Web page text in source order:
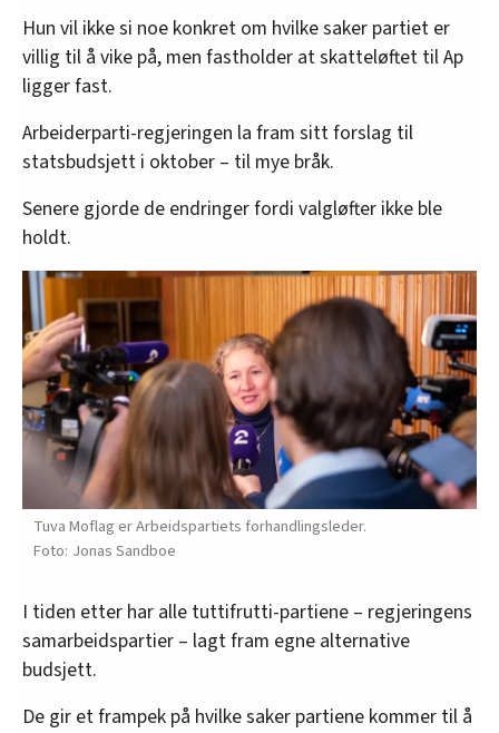
Hun vil ikke si noe konkret om hvilke saker partiet er
villig til å vike på, men fastholder at skatteløftet til Ap
ligger fast.
Arbeiderparti-regjeringen la fram sitt forslag til
statsbudsjett i oktober – til mye bråk.
Senere gjorde de endringer fordi valgløfter ikke ble
holdt.
Tuva Moflag er Arbeidspartiets forhandlingsleder.
Jonas Sandboe
I tiden etter har alle tuttifrutti-partiene – regjeringens
samarbeidspartier – lagt fram egne alternative
budsjett.
De gir et frampek på hvilke saker partiene kommer til å